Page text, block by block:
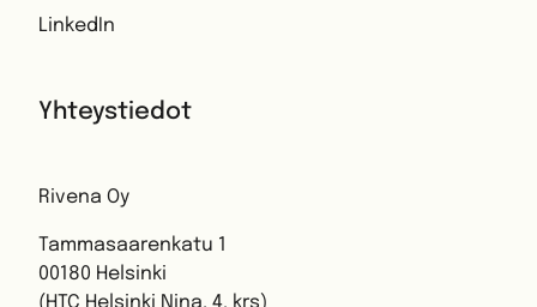
LinkedIn
Yhteystiedot
Rivena Oy
Tammasaarenkatu 1
00180 Helsinki
(HTC Helsinki Nina, 4. krs)